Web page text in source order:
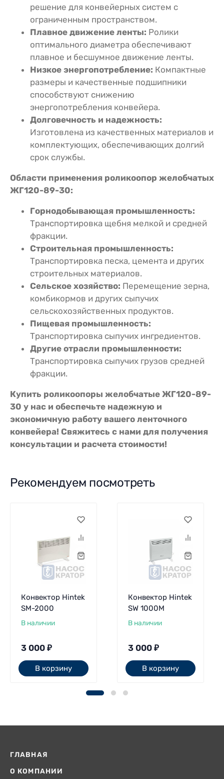
решение для конвейерных систем с
ограниченным пространством.
Плавное движение ленты: Ролики
оптимального диаметра обеспечивают
плавное и бесшумное движение ленты.
Низкое энергопотребление: Компактные
размеры и качественные подшипники
способствуют снижению
энергопотребления конвейера.
Долговечность и надежность:
Изготовлена из качественных материалов и
комплектующих, обеспечивающих долгий
срок службы.
Области применения роликоопор желобчатых
ЖГ120-89-30:
Горнодобывающая промышленность:
Транспортировка щебня мелкой и средней
фракции.
Строительная промышленность:
Транспортировка песка, цемента и других
строительных материалов.
Сельское хозяйство: Перемещение зерна,
комбикормов и других сыпучих
сельскохозяйственных продуктов.
Пищевая промышленность:
Транспортировка сыпучих ингредиентов.
Другие отрасли промышленности:
Транспортировка сыпучих грузов средней
фракции.
Купить роликоопоры желобчатые ЖГ120-89-
30 у нас и обеспечьте надежную и
экономичную работу вашего ленточного
конвейера! Свяжитесь с нами для получения
консультации и расчета стоимости!
Рекомендуем посмотреть
Конвектор Hintek
SM-2000
В наличии
3 000 ₽
В корзину
Конвектор Hintek
SW 1000M
В наличии
3 000 ₽
В корзину
ГЛАВНАЯ
О КОМПАНИИ